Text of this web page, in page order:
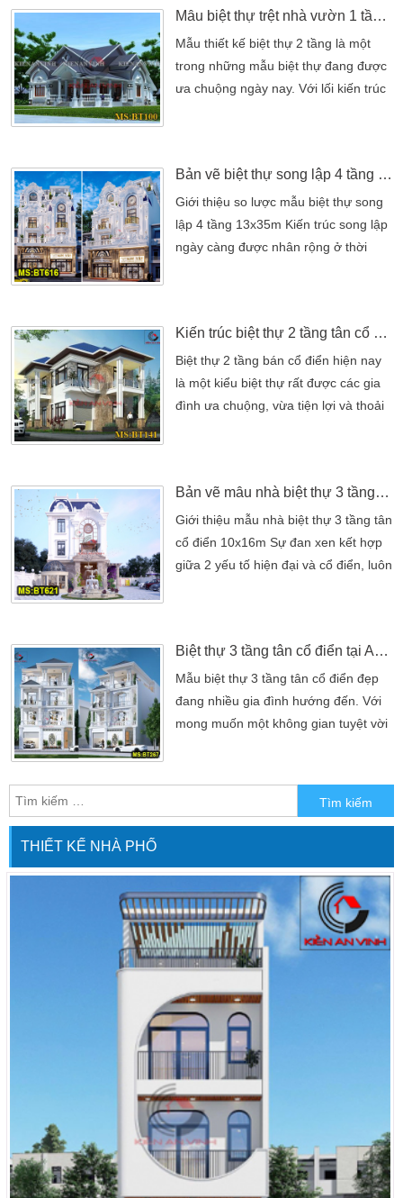
mẫu thiết kế biệt thự nhà vườn gia
đình anh Thiện được xây ở một vùng
quê đẹp và yên bình đó chính là
huyên Đức Hòa, […]
Mẫu biệt thự trệt nhà vườn 1 tầng đẹp
Mẫu thiết kế biệt thự 2 tầng là một
trong những mẫu biệt thự đang được
ưa chuộng ngày nay. Với lối kiến trúc
dạng tầng đầy ấn tượng. Ngôi nhà có
tông màu chủ đạo là trắng kem kết
hợp với một số tông màu nhẹ khác
[…]
Bản vẽ biệt thự song lập 4 tầng kết hợp kinh doanh 13x35m
Giới thiệu so lược mẫu biệt thự song
lập 4 tầng 13x35m Kiến trúc song lập
ngày càng được nhân rộng ở thời
nhau hoặc gần giống. BT616 là mẫu
biệt thự song lập 4 tầng kết hợp kinh
doanh, là kiểu biệt thự phố. Giúp các
chủ đầu tư […]
Kiến trúc biệt thự 2 tầng tân cổ điển đẹp
Biệt thự 2 tầng bán cổ điển hiện nay
là một kiểu biệt thự rất được các gia
đình ưa chuộng, vừa tiện lợi và thoải
trường phái hiện đại thì các công
trình kiến trúc tân cổ điển đơn giản
hơn trong bố cục hình khối không
gian, có kiến trúc tự […]
Bản vẽ mẫu nhà biệt thự 3 tầng tân cổ điển có hồ bơi 10x16m
Giới thiệu mẫu nhà biệt thự 3 tầng tân
cổ điển 10x16m Sự đan xen kết hợp
giữa 2 yếu tố hiện đại và cổ điển, luôn
dụng phổ biến hơn. BT621 – là bản
vẽ thiết kế mẫu nhà biệt thự 3 tầng
tân cổ điển có hồ bơi, có sân vườn
[…]
Biệt thự 3 tầng tân cổ điển tại An Giang
Mẫu biệt thự 3 tầng tân cổ điển đẹp
đang nhiều gia đình hướng đến. Với
mong muốn một không gian tuyệt vời
sống hiện đại cũng như sự thoải mái
hoàn hảo và vuông vắn, gia đình Anh
Can tại […]
THIẾT KẾ NHÀ PHỐ